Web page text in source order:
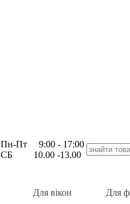
Пн-Пт 9:00 - 17:00
СБ 10.00 -13.00
Для вікон Для